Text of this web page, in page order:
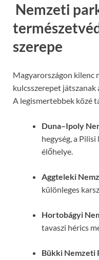
Nemzeti
szerepe
Magyarországon kilenc
kulcsszerepet
A legismertebbek közé
Duna–Ipoly
hegység, a
élőhelye.
Aggteleki
különleges
Hortobágyi
tavaszi hérics
Bükki Nemzeti